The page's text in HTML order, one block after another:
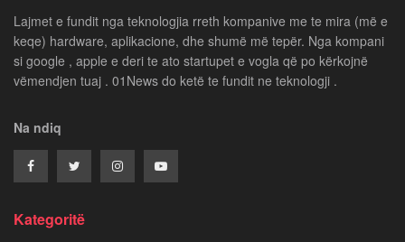
Lajmet e fundit nga teknologjia rreth kompanive me te mira (më e
keqe) hardware, aplikacione, dhe shumë më tepër. Nga kompani
si google , apple e deri te ato startupet e vogla që po kërkojnë
vëmendjen tuaj . 01News do ketë te fundit ne teknologji .
Na ndiq
Kategoritë